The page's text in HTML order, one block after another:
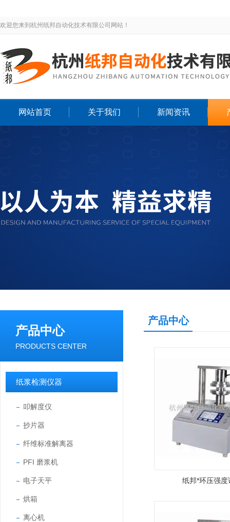
欢迎您来到杭州纸邦自动化技术有限公司网站！
网站首页 关于我们 新闻资讯
产品中心
PRODUCTS CENTER
纸浆检测仪器
叩解度仪
抄片器
纤维标准解离器
PFI 磨浆机
电子天平
烘箱
离心机
产品中心
纸邦*环压强度